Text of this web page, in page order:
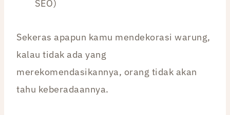
SEO)
Sekeras apapun kamu mendekorasi warung,
kalau tidak ada yang
merekomendasikannya, orang tidak akan
tahu keberadaannya.